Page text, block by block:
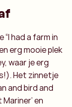
had a farm in
erg mooie plek
waar je erg
Het zinnetje
and bird and
en